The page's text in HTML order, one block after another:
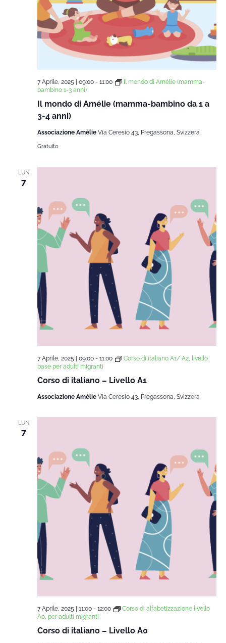
Il mondo di Amélie (mamma-bambino da 1 a
3-4 anni)
7 Aprile, 2025 | 09:00- 11:00
Il mondo di Amélie (mamma-
bambino 1-3 anni)
Associazione Amélie Via Ceresio 43, Pregassona, Svizzera
Gratuito
LUN
7
Corso di italiano – Livello A1
7 Aprile, 2025 | 09:00- 11:00
Corso di italiano A1/ A2, livello
base per adulti migranti
Associazione Amélie Via Ceresio 43, Pregassona, Svizzera
LUN
7
Corso di italiano – Livello A0
7 Aprile, 2025 | 11:00- 12:00
Corso di alfabetizzazione livello
A0, per adulti migranti